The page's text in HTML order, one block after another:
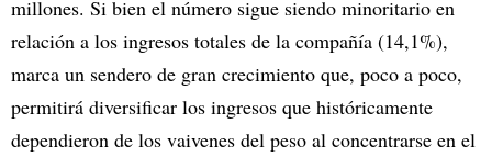
millones. Si bien el número sigue siendo minoritario en
relación a los ingresos totales de la compañía (14,1%),
marca un sendero de gran crecimiento que, poco a poco,
permitirá diversificar los ingresos que históricamente
dependieron de los vaivenes del peso al concentrarse en el